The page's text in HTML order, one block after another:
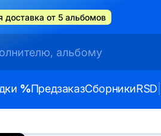
доставка от 5 альбомов
%ПредзаказСборникиRSD